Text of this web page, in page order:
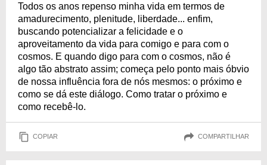
Todos os anos repenso minha vida em termos de
amadurecimento, plenitude, liberdade... enfim,
buscando potencializar a felicidade e o
aproveitamento da vida para comigo e para com o
cosmos. E quando digo para com o cosmos, não é
algo tão abstrato assim; começa pelo ponto mais óbvio
de nossa influência fora de nós mesmos: o próximo e
como se dá este diálogo. Como tratar o próximo e
como recebê-lo.
COPIAR COMPARTILHAR